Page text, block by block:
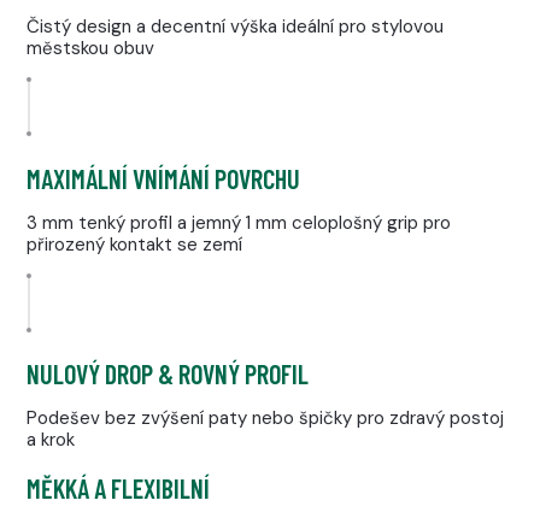
Čistý design a decentní výška ideální pro stylovou
městskou obuv
MAXIMÁLNÍ VNÍMÁNÍ POVRCHU
3 mm tenký profil a jemný 1 mm celoplošný grip pro
přirozený kontakt se zemí
NULOVÝ DROP & ROVNÝ PROFIL
Podešev bez zvýšení paty nebo špičky pro zdravý postoj
a krok
MĚKKÁ A FLEXIBILNÍ